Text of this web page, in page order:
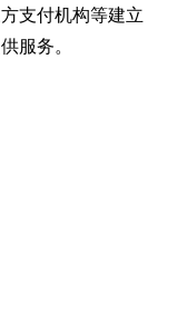
支付机构等建立
服务。